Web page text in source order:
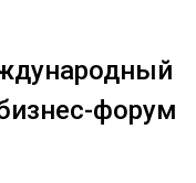
форум